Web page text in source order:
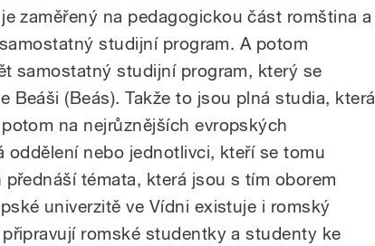
zaměřený na pedagogickou část romština a
studijní program. A potom
samostatný studijní program, který se
Beáši (Beás). Takže to jsou plná studia, která
na nejrůznějších evropských
oddělení nebo jednotlivci, kteří se tomu
přednáší témata, která jsou s tím oborem
univerzitě ve Vídni existuje i romský
romské studentky a studenty ke